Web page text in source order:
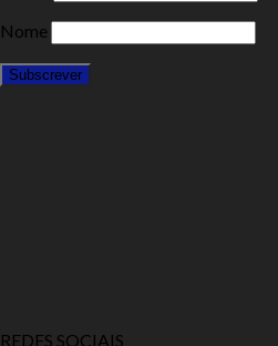
Nome
REDES SOCIAIS